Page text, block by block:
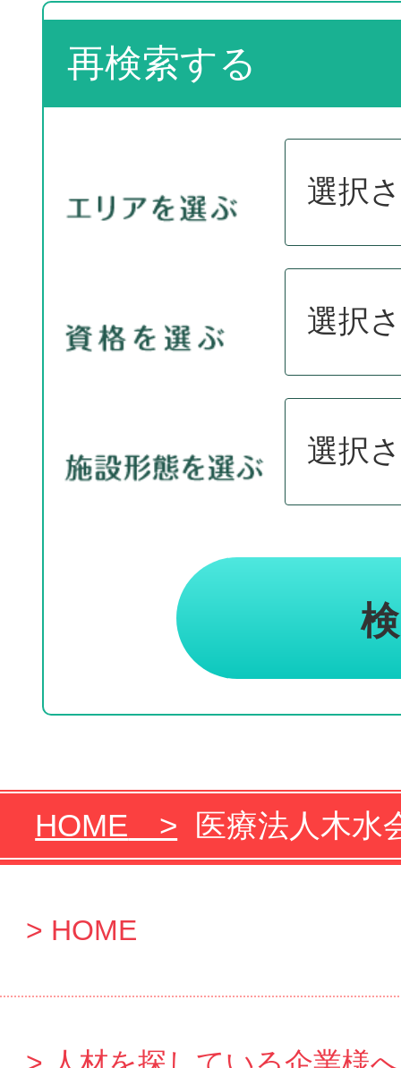
再検索する
選択
選択
選択
HOME 医療法人木水
HOME